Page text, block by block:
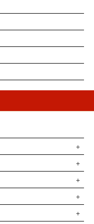
+
+
+
+
+